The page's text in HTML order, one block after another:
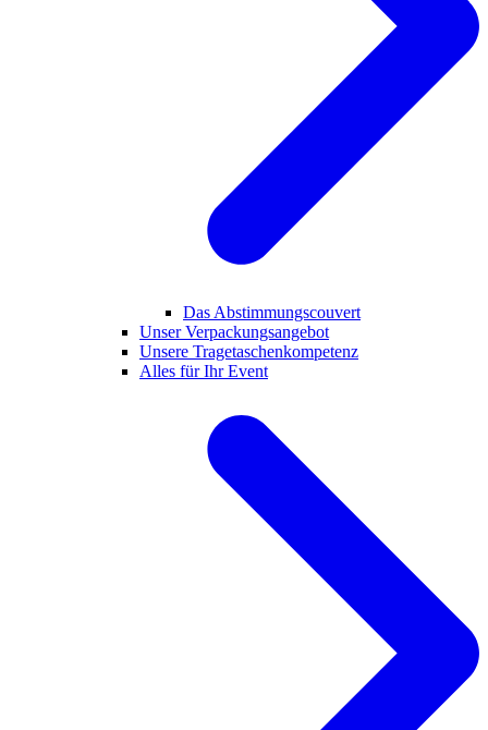
Das Abstimmungscouvert
Unser Verpackungsangebot
Unsere Tragetaschenkompetenz
Alles für Ihr Event